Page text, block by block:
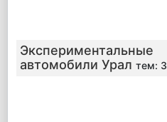
Экспериментальные
автомобили Урал тем: 3